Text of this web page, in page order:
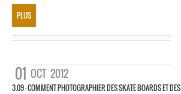
PLUS
01 OCT 2012
3.09 – COMMENT PHOTOGRAPHIER DES SKATE BOARDS ET DES